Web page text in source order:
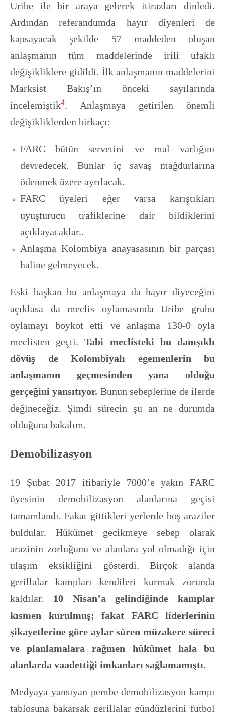
Uribe ile bir araya gelerek itirazları dinledi.
Ardından referandumda hayır diyenleri de
kapsayacak şekilde 57 maddeden oluşan
anlaşmanın tüm maddelerinde irili ufaklı
değişikliklere gidildi. İlk anlaşmanın maddelerini
Marksist Bakış’ın önceki sayılarında
incelemiştik4. Anlaşmaya getirilen önemli
değişikliklerden birkaçı:
FARC bütün servetini ve mal varlığını
devredecek. Bunlar iç savaş mağdurlarına
ödenmek üzere ayrılacak.
FARC üyeleri eğer varsa karıştıkları
uyuşturucu trafiklerine dair bildiklerini
açıklayacaklar..
Anlaşma Kolombiya anayasasının bir parçası
haline gelmeyecek.
Eski başkan bu anlaşmaya da hayır diyeceğini
açıklasa da meclis oylamasında Uribe grubu
oylamayı boykot etti ve anlaşma 130-0 oyla
meclisten geçti.Tabi meclisteki bu danışıklı
dövüş de Kolombiyalı egemenlerin bu
anlaşmanın geçmesinden yana olduğu
gerçeğini yansıtıyor. Bunun sebeplerine de ilerde
değineceğiz. Şimdi sürecin şu an ne durumda
olduğuna bakalım.
Demobilizasyon
19 Şubat 2017 itibariyle 7000’e yakın FARC
üyesinin demobilizasyon alanlarına geçisi
tamamlandı. Fakat gittikleri yerlerde boş araziler
buldular. Hükümet gecikmeye sebep olarak
arazinin zorluğunu ve alanlara yol olmadığı için
ulaşım eksikliğini gösterdi. Birçok alanda
gerillalar kampları kendileri kurmak zorunda
kaldılar. 10 Nisan’a gelindiğinde kamplar
kısmen kurulmuş; fakat FARC liderlerinin
şikayetlerine göre aylar süren müzakere süreci
ve planlamalara rağmen hükümet hala bu
alanlarda vaadettiği imkanları sağlamamıştı.
Medyaya yansıyan pembe demobilizasyon kampı
tablosuna bakarsak gerillalar gündüzlerini futbol